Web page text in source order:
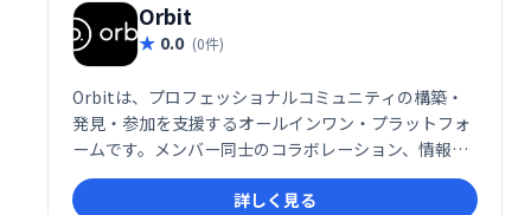
Orbit
0.0 (0件)
Orbitは、プロフェッショナルコミュニティの構築・
発見・参加を支援するオールインワン・プラットフォ
ームです。メンバー同士のコラボレーション、情報共
有、学習を促進し、活気のあるコミュニティ形成をサ
ポートします。
詳しく見る